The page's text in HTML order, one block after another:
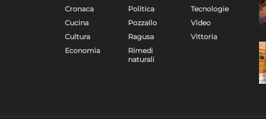
Cronaca
Cucina
Cultura
Economia
Politica
Pozzallo
Ragusa
Rimedi
naturali
Tecnologie
Video
Vittoria